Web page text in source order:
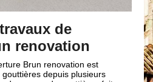
de
renovation
Brun renovation est
depuis plusieurs
ce
une
de